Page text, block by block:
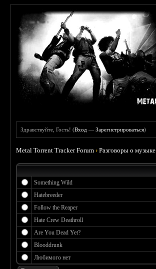
Здравствуйте, Гость! (Вход —Зарегистрироваться)
Metal Torrent Tracker Forum ›Разговоры о музыке
Something Wild
Hatebreeder
Follow the Reaper
Hate Crew Deathroll
Are You Dead Yet?
Blooddrunk
Любимого нет